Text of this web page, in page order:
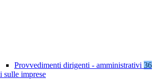
Provvedimenti dirigenti - amministrativi 36
sulle imprese